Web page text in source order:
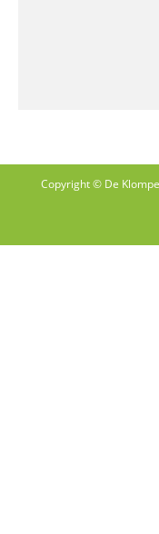
Copyright © De